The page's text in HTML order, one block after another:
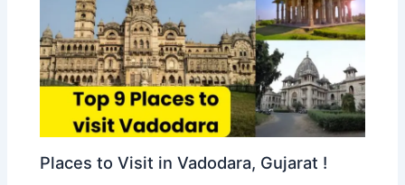
Places to Visit in Vadodara, Gujarat !